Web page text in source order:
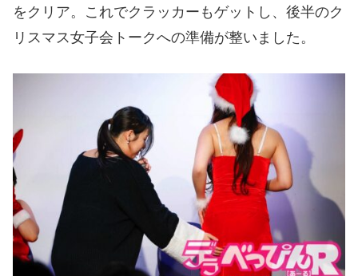
をクリア。これでクラッカーもゲットし、後半のク
リスマス女子会トークへの準備が整いました。